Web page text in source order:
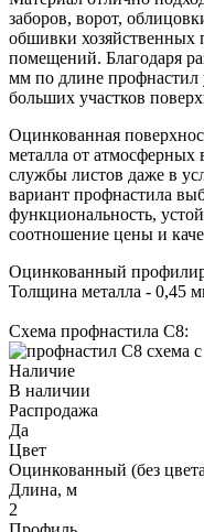
заборов, ворот,
обшивки хозяйственных
помещений. Благодаря
мм по длине профнастил
больших участков
Оцинкованная
металла от атмосферных
службы листов даже в
вариант профнастила
функциональность,
соотношение цены и
Оцинкованный
Толщина металла - 0,45
Схема профнастила С8:
Наличие
В наличии
Распродажа
Да
Цвет
Оцинкованный (без
Длина, м
2